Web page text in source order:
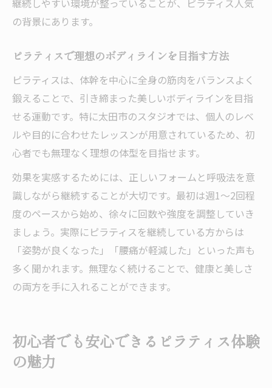
継続しやすい環境が整っていることが、ピラティス人気
の背景にあります。
ピラティスで理想のボディラインを目指す方法
ピラティスは、体幹を中心に全身の筋肉をバランスよく
鍛えることで、引き締まった美しいボディラインを目指
せる運動です。特に太田市のスタジオでは、個人のレベ
ルや目的に合わせたレッスンが用意されているため、初
心者でも無理なく理想の体型を目指せます。
効果を実感するためには、正しいフォームと呼吸法を意
識しながら継続することが大切です。最初は週1～2回程
度のペースから始め、徐々に回数や強度を調整していき
ましょう。実際にピラティスを継続している方からは
「姿勢が良くなった」「腰痛が軽減した」といった声も
多く聞かれます。無理なく続けることで、健康と美しさ
の両方を手に入れることができます。
初心者でも安心できるピラティス体験
の魅力